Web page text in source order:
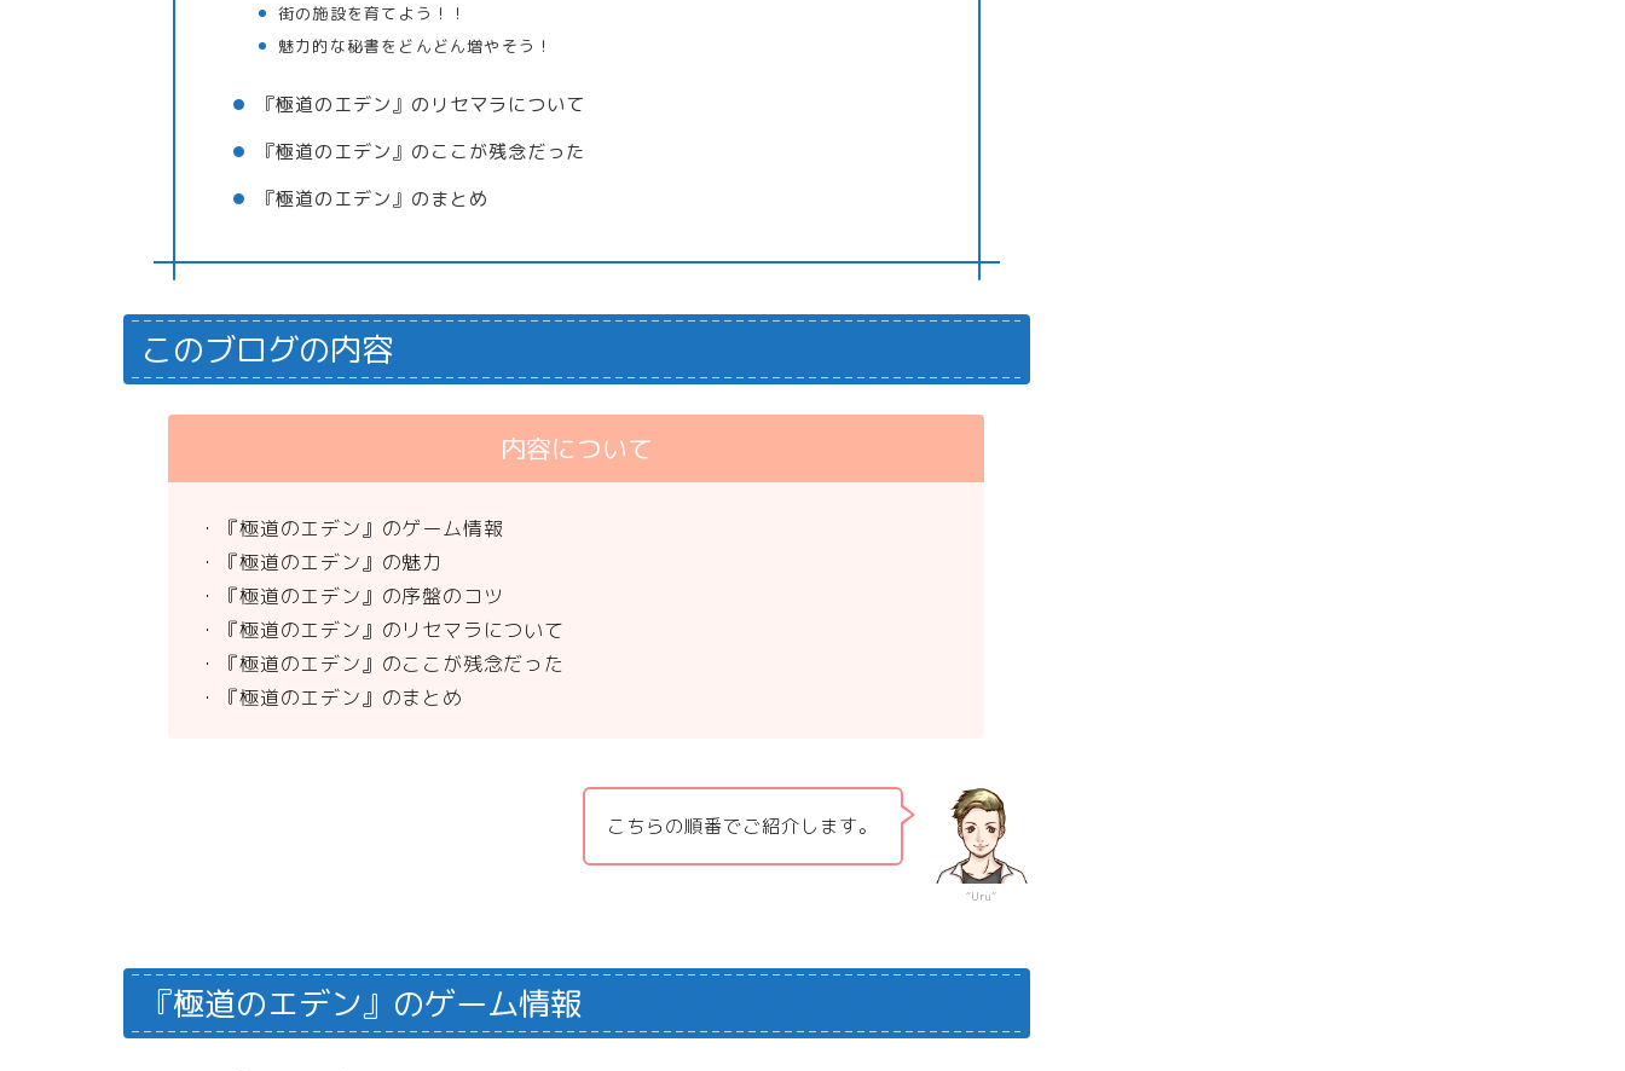
街の施設を育てよう！！
魅力的な秘書をどんどん増やそう！
『極道のエデン』のリセマラについて
『極道のエデン』のここが残念だった
『極道のエデン』のまとめ
このブログの内容
内容について
・『極道のエデン』のゲーム情報
・『極道のエデン』の魅力
・『極道のエデン』の序盤のコツ
・『極道のエデン』のリセマラについて
・『極道のエデン』のここが残念だった
・『極道のエデン』のまとめ
“Uru”
こちらの順番でご紹介します。
『極道のエデン』のゲーム情報